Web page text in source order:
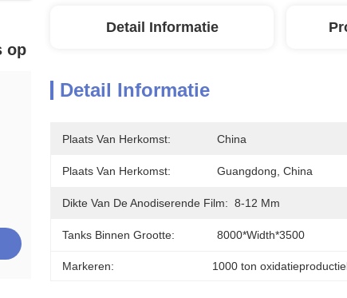
op
Detail Informatie
Detail Informatie
Plaats Van Herkomst: China
Plaats Van Herkomst: Guangdong, China
Dikte Van De Anodiserende Film: 8-12 Μm
Tanks Binnen Grootte: 8000*width*3500
Markeren: 1000 ton